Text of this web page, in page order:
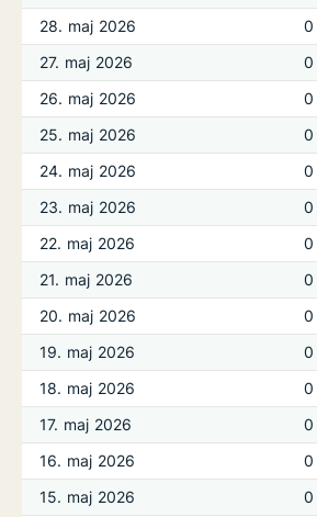
28. maj 2026
0
27. maj 2026
0
26. maj 2026
0
25. maj 2026
0
24. maj 2026
0
23. maj 2026
0
22. maj 2026
0
21. maj 2026
0
20. maj 2026
0
19. maj 2026
0
18. maj 2026
0
17. maj 2026
0
16. maj 2026
0
15. maj 2026
0